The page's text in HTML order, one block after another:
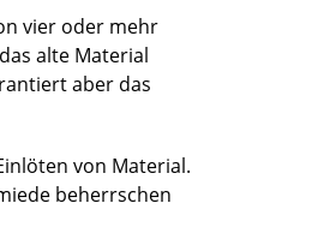
vier oder mehr
alte Material
aber das
von Material.
beherrschen